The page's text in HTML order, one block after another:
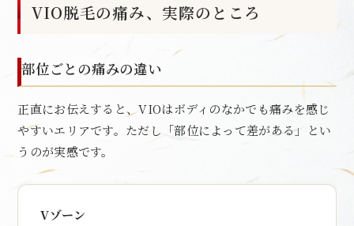
VIO脱毛の痛み、実際のところ
部位ごとの痛みの違い
正直にお伝えすると、VIOはボディのなかでも痛みを感じ
やすいエリアです。ただし「部位によって差がある」とい
うのが実感です。
Vゾーン